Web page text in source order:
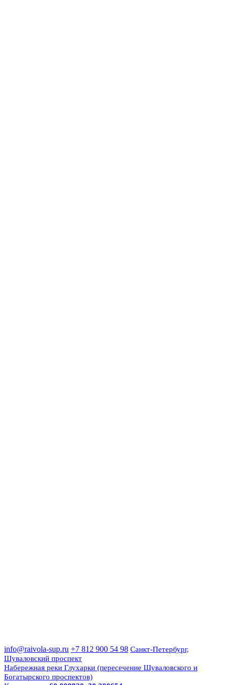
info@raivola-sup.ru +7 812 900 54 98 Санкт-Петербург,
Шуваловский проспект
Набережная реки Глухарки (пересечение Шуваловского и
Богатырского проспектов)